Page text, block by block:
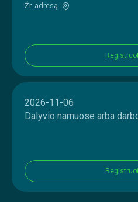
Žr. adresą
2026-11-06
Dalyvio namuose arba